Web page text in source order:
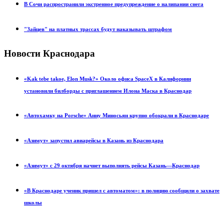
В Сочи распространили экстренное предупреждение о налипании снега
"Зайцев" на платных трассах будут наказывать штрафом
Новости Краснодара
«Kak tebe takoe, Elon Musk?» Около офиса SpaceX в Калифорнии
установили билборды с приглашением Илона Маска в Краснодар
«Автохамку на Porsche» Анну Миносьян крупно обокрали в Краснодаре
«Азимут» запустил авиарейсы в Казань из Краснодара
«Азимут» с 29 октября начнет выполнять рейсы Казань—Краснодар
«В Краснодаре ученик пришел с автоматом»: в полицию сообщили о захвате
школы